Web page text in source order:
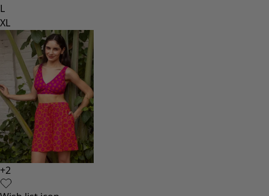
Gammeldags indretning
Landlig indretning
Sjov indretning
Farverig indretning
Blomstret indretning
Natur
Indretning i bohemestil
Skandinavisk indretning
Hyggelig indretning